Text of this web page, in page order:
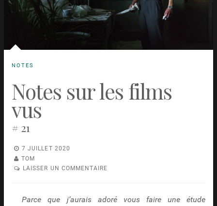
NOTES
Notes sur les films
vus
# 21
7 JUILLET 2020
TOM
LAISSER UN COMMENTAIRE
Parce que j’aurais adoré vous faire une étude